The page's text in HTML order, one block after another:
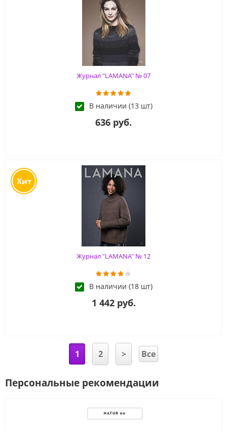
Журнал "LAMANA" № 07
В наличии (13 шт)
636 руб.
Хит
Журнал "LAMANA" № 12
В наличии (18 шт)
1 442 руб.
1 2 > Все
Персональные рекомендации